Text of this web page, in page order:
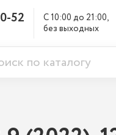
52
С 10:00 до 21:00,
без выходных